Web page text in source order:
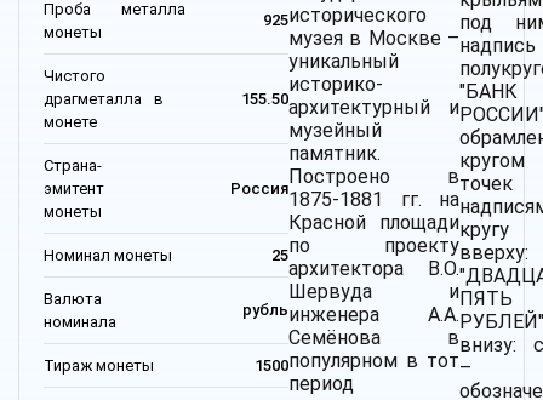
Проба металла
монеты
925
Чистого
драгметалла в
монете
155.50
Страна-
эмитент
монеты
Россия
Номинал монеты 25
Валюта
номинала
рубль
Тираж монеты 1500
исторического
музея в Москве –
уникальный
историко-
архитектурный и
музейный
памятник.
Построено в
1875-1881 гг. на
Красной площади
по проекту
архитектора В.О.
Шервуда и
инженера А.А.
Семёнова в
популярном в тот
период
под
надпись
"БАНК
вверху:
ПЯТЬ
внизу:
–